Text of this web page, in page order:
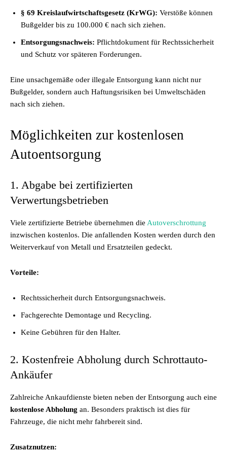
§ 69 Kreislaufwirtschaftsgesetz (KrWG): Verstöße können
Bußgelder bis zu 100.000 € nach sich ziehen.
Entsorgungsnachweis: Pflichtdokument für Rechtssicherheit
und Schutz vor späteren Forderungen.
Eine unsachgemäße oder illegale Entsorgung kann nicht nur
Bußgelder, sondern auch Haftungsrisiken bei Umweltschäden
nach sich ziehen.
Möglichkeiten zur kostenlosen
Autoentsorgung
1. Abgabe bei zertifizierten
Verwertungsbetrieben
Viele zertifizierte Betriebe übernehmen die Autoverschrottung
inzwischen kostenlos. Die anfallenden Kosten werden durch den
Weiterverkauf von Metall und Ersatzteilen gedeckt.
Vorteile:
Rechtssicherheit durch Entsorgungsnachweis.
Fachgerechte Demontage und Recycling.
Keine Gebühren für den Halter.
2. Kostenfreie Abholung durch Schrottauto-
Ankäufer
Zahlreiche Ankaufdienste bieten neben der Entsorgung auch eine
kostenlose Abholung an. Besonders praktisch ist dies für
Fahrzeuge, die nicht mehr fahrbereit sind.
Zusatznutzen: